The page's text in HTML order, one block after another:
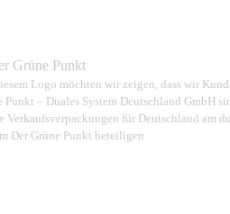
Logo möchten wir zeigen, dass wir
Punkt – Duales System Deutschland GmbH
Verkaufsverpackungen für Deutschland am
Der Grüne Punkt beteiligen.